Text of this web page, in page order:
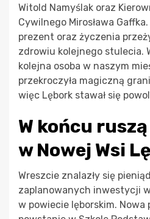
Witold Namyślak oraz
Cywilnego Mirosława
prezent oraz życzenia
zdrowiu kolejnego stulecia.
kolejna osoba w naszym
przekroczyła magiczną
więc Lębork stawał się
W końcu
w Nowej Wsi
Wreszcie znalazły się
zaplanowanych inwestycji
w powiecie lęborskim.